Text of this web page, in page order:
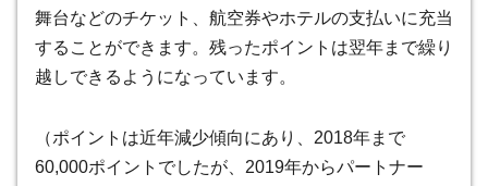
舞台などのチケット、航空券やホテルの支払いに充当
することができます。残ったポイントは翌年まで繰り
越しできるようになっています。
（ポイントは近年減少傾向にあり、2018年まで
60,000ポイントでしたが、2019年からパートナー